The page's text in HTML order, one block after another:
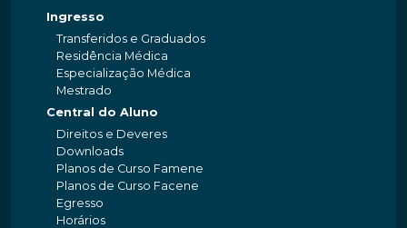
Ingresso
Transferidos e Graduados
Residência Médica
Especialização Médica
Mestrado
Central do Aluno
Direitos e Deveres
Downloads
Planos de Curso Famene
Planos de Curso Facene
Egresso
Horários